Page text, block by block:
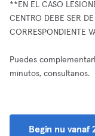
**EN EL CASO
CENTRO DEBE SER
CORRESPONDIENTE
Puedes
minutos, consultanos.
Begin nu vanaf